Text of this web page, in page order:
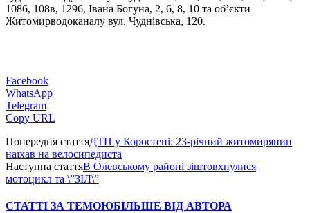
1086, 108в, 1296, Івана Богуна, 2, 6, 8, 10 та об’єкти
Житомирводоканалу вул. Чуднівська, 120.
Facebook
WhatsApp
Telegram
Copy URL
Попередня статтяДТП у Коростені: 23-річний житомирянин
наїхав на велосипедиста
Наступна статтяВ Олевському районі зіштовхнулися
мотоцикл та \”ЗІЛ\”
СТАТТІ ЗА ТЕМОЮБІЛЬШЕ ВІД АВТОРА